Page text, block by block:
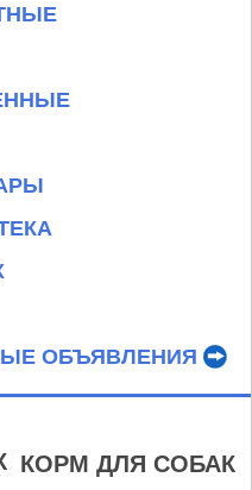
ОБЪЯВЛЕНИЯ
КОРМ ДЛЯ СОБАК